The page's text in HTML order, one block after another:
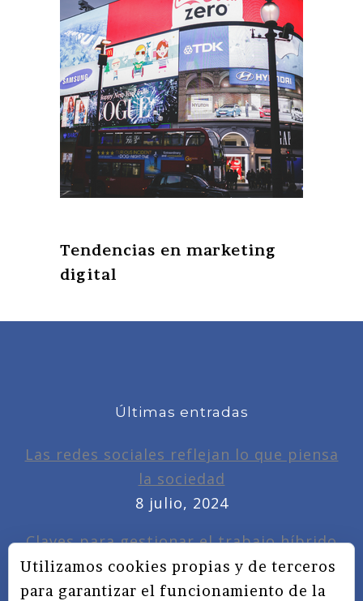
Tendencias en marketing
digital
Últimas entradas
Las redes sociales reflejan lo que piensa
la sociedad
8 julio, 2024
Claves para gestionar el trabajo híbrido
7 noviembre, 2022
Utilizamos cookies propias y de terceros
para garantizar el funcionamiento de la